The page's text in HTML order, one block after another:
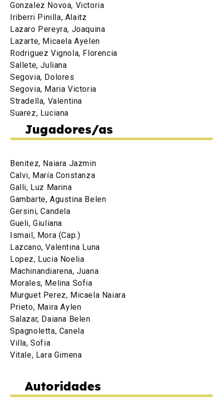
Gonzalez Novoa, Victoria
Iriberri Pinilla, Alaitz
Lazaro Pereyra, Joaquina
Lazarte, Micaela Ayelen
Rodriguez Vignola, Florencia
Sallete, Juliana
Segovia, Dolores
Segovia, Maria Victoria
Stradella, Valentina
Suarez, Luciana
Jugadores/as
Benitez, Naiara Jazmin
Calvi, María Constanza
Galli, Luz Marina
Gambarte, Agustina Belen
Gersini, Candela
Gueli, Giuliana
Ismail, Mora (Cap.)
Lazcano, Valentina Luna
Lopez, Lucia Noelia
Machinandiarena, Juana
Morales, Melina Sofia
Murguet Perez, Micaela Naiara
Prieto, Maira Aylen
Salazar, Daiana Belen
Spagnoletta, Canela
Villa, Sofia
Vitale, Lara Gimena
Autoridades